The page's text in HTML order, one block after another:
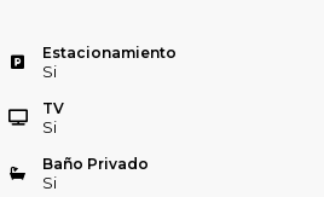
Estacionamiento
Si
TV
Si
Baño Privado
Si